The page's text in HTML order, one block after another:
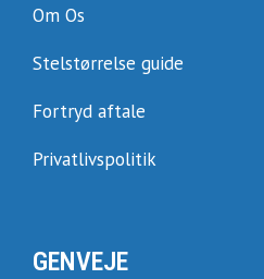
Om Os
Stelstørrelse guide
Fortryd aftale
Privatlivspolitik
GENVEJE